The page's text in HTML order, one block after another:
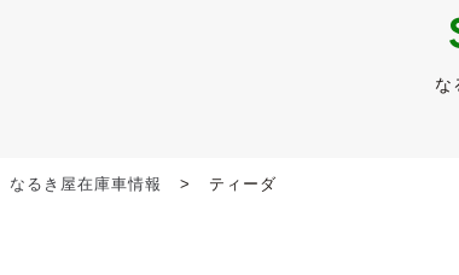
な
なるき屋在庫車情報 ティーダ